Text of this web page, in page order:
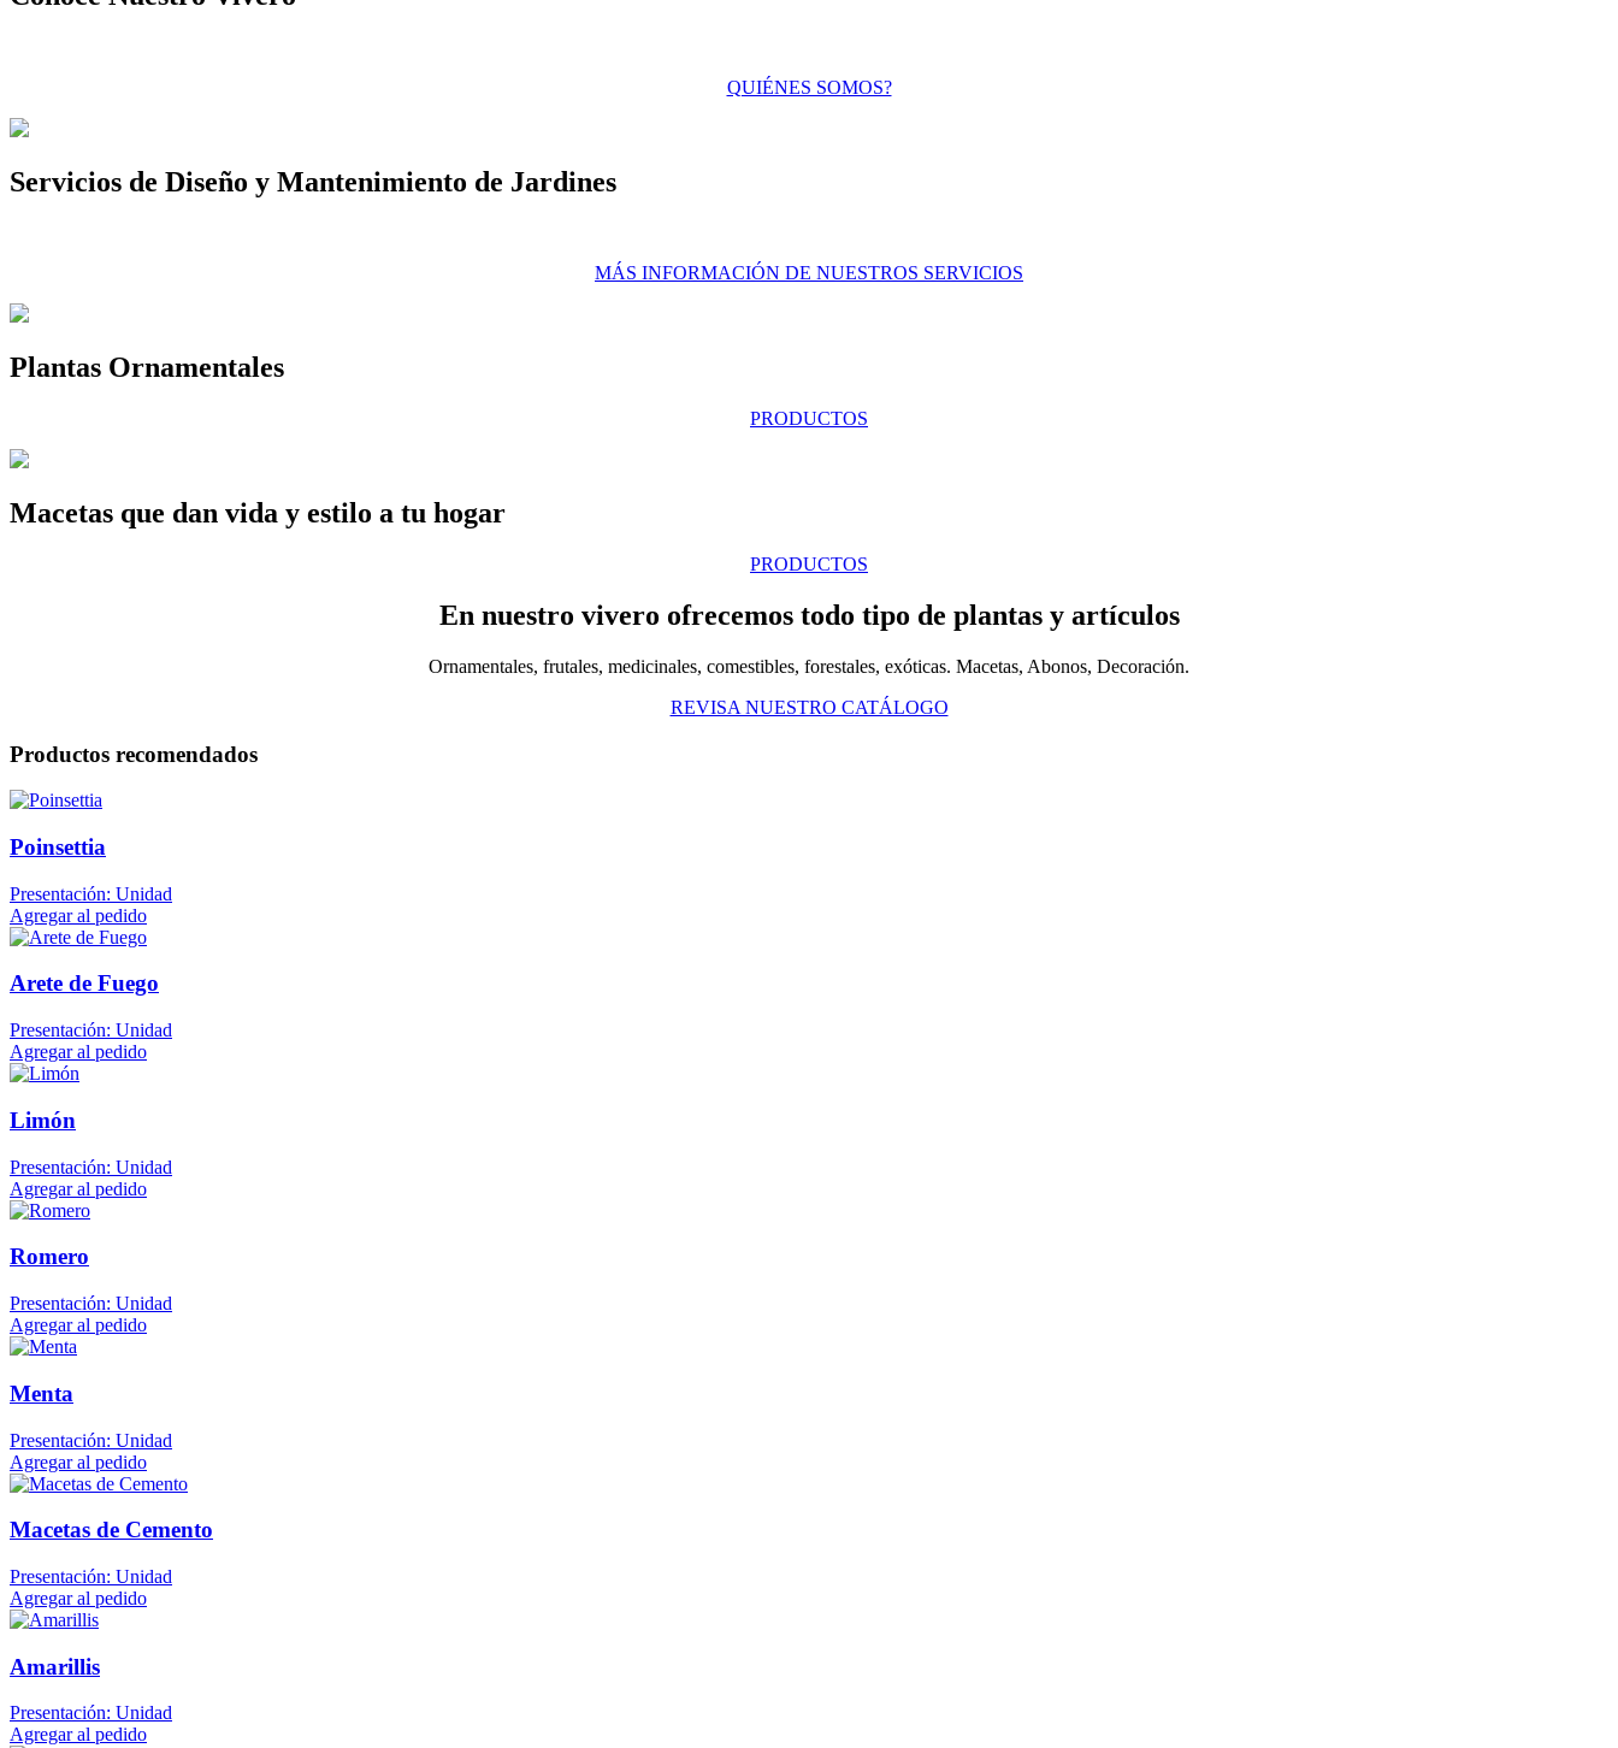
QUIÉNES SOMOS?
Servicios de Diseño y Mantenimiento de Jardines
MÁS INFORMACIÓN DE NUESTROS SERVICIOS
Plantas Ornamentales
PRODUCTOS
Macetas que dan vida y estilo a tu hogar
PRODUCTOS
En nuestro vivero ofrecemos todo tipo de plantas y artículos
Ornamentales, frutales, medicinales, comestibles, forestales, exóticas. Macetas, Abonos, Decoración.
REVISA NUESTRO CATÁLOGO
Productos recomendados
Poinsettia
Presentación: Unidad
Agregar al pedido
Arete de Fuego
Presentación: Unidad
Agregar al pedido
Limón
Presentación: Unidad
Agregar al pedido
Romero
Presentación: Unidad
Agregar al pedido
Menta
Presentación: Unidad
Agregar al pedido
Macetas de Cemento
Presentación: Unidad
Agregar al pedido
Amarillis
Presentación: Unidad
Agregar al pedido